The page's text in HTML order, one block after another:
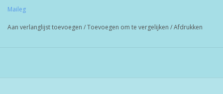
Maileg
Aan verlanglijst toevoegen /Toevoegen om te vergelijken /Afdrukken